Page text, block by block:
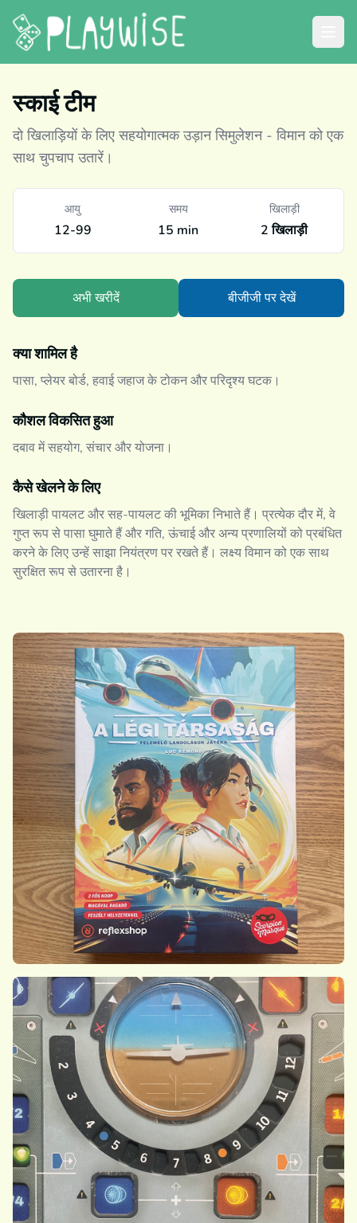
स्काई टीम
दो खिलाड़ियों के लिए सहयोगात्मक उड़ान सिमुलेशन - विमान को एक
साथ चुपचाप उतारें।
आयु
12-99
समय
15 min
खिलाड़ी
2 खिलाड़ी
अभी खरीदें बीजीजी पर देखें
क्या शामिल है
पासा, प्लेयर बोर्ड, हवाई जहाज के टोकन और परिदृश्य घटक।
कौशल विकसित हुआ
दबाव में सहयोग, संचार और योजना।
कैसे खेलने के लिए
खिलाड़ी पायलट और सह-पायलट की भूमिका निभाते हैं। प्रत्येक दौर में, वे
गुप्त रूप से पासा घुमाते हैं और गति, ऊंचाई और अन्य प्रणालियों को प्रबंधित
करने के लिए उन्हें साझा नियंत्रण पर रखते हैं। लक्ष्य विमान को एक साथ
सुरक्षित रूप से उतारना है।